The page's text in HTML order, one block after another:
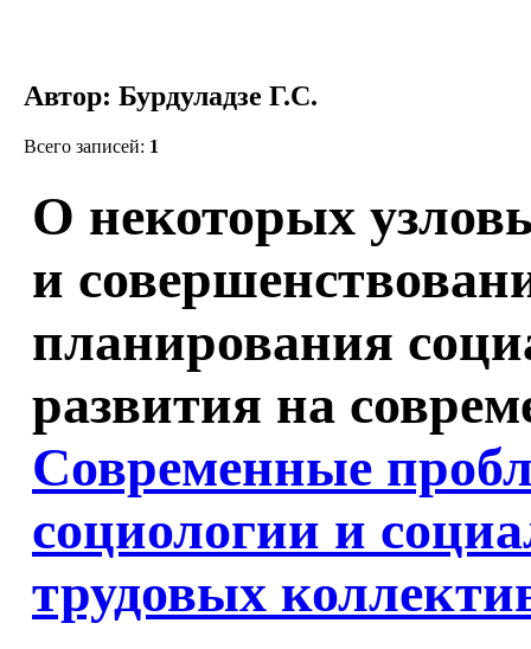
Автор: Бурдуладзе Г.С.
Всего записей: 1
О некоторых
и
планирования
развития на
Современные
социологии и
трудовых